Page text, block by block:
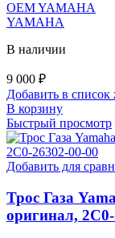
OEM YAMAHA
YAMAHA
В наличии
9 000 ₽
Добавить в список
В корзину
Быстрый просмотр
Добавить для
Трос Газа
оригинал,